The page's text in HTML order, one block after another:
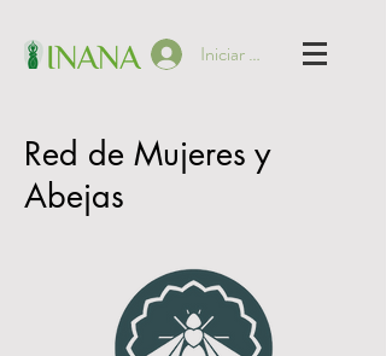
Iniciar sesión
Red de Mujeres y
Abejas